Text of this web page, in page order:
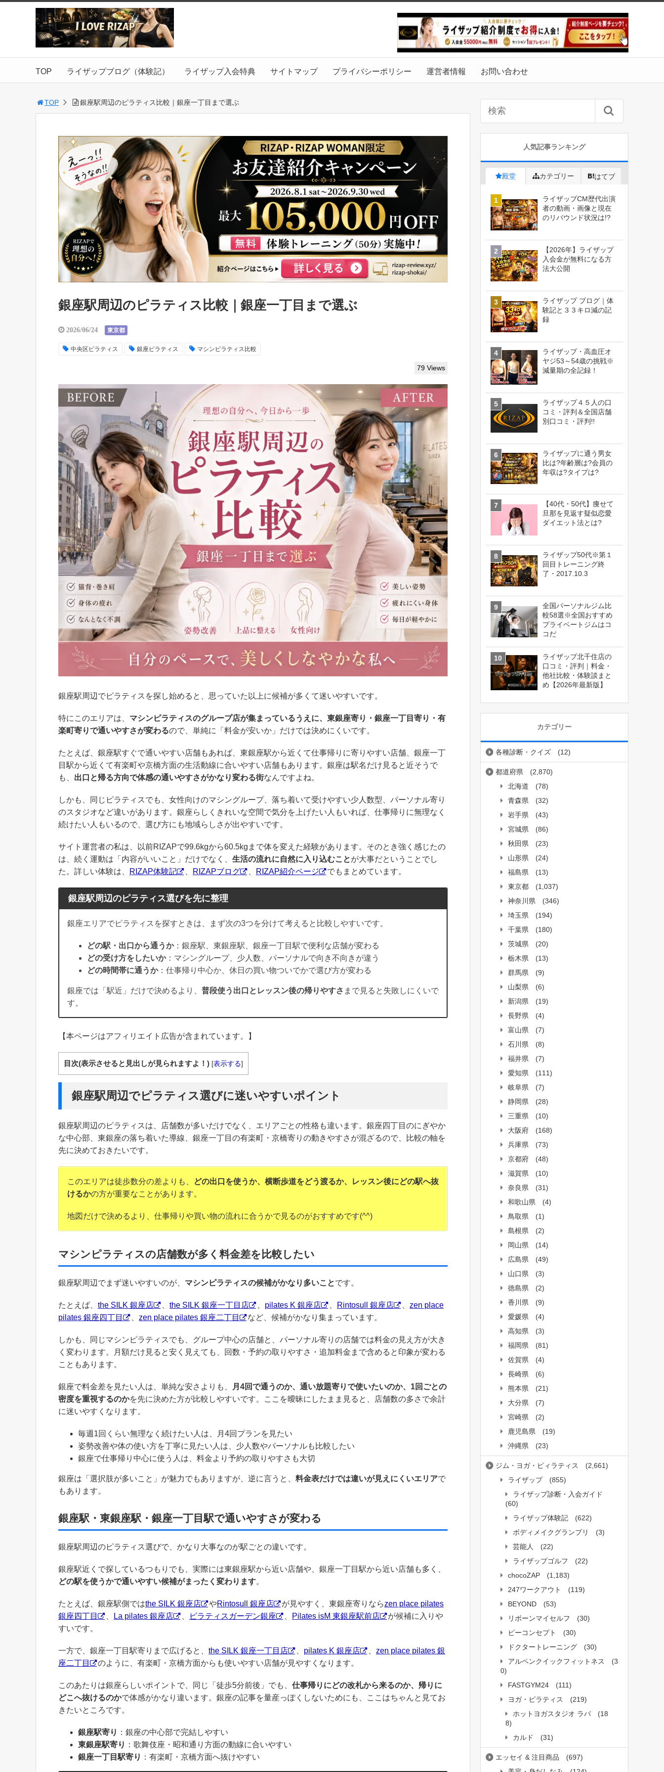
TOP ライザップブログ（体験記） ライザップ入会特典 サイトマップ プライバシーポリシー 運営者情報 お問い合わせ
TOP 銀座駅周辺のピラティス比較｜銀座一丁目まで選ぶ
銀座駅周辺のピラティス比較｜銀座一丁目まで選ぶ
2026/06/24 東京都
中央区ピラティス 銀座ピラティス マシンピラティス比較
79 Views
銀座駅周辺でピラティスを探し始めると、思っていた以上に候補が多くて迷いやすいです。
特にこのエリアは、 マシンピラティスのグループ店が集まっているうえに、東銀座寄り・銀座一丁目寄り・有
楽町寄りで通いやすさが変わるので、単純に「料金が安いか」だけでは決めにくいです。
たとえば、銀座駅すぐで通いやすい店舗もあれば、東銀座駅から近くて仕事帰りに寄りやすい店舗、銀座一丁
目駅から近くて有楽町や京橋方面の生活動線に合いやすい店舗もあります。銀座は駅名だけ見ると近そうで
も、 出口と帰る方向で体感の通いやすさがかなり変わる街なんですよね。
しかも、同じピラティスでも、女性向けのマシングループ、落ち着いて受けやすい少人数型、パーソナル寄り
のスタジオなど違いがあります。銀座らしくきれいな空間で気分を上げたい人もいれば、仕事帰りに無理なく
続けたい人もいるので、選び方にも地域らしさが出やすいです。
サイト運営者の私は、以前RIZAPで99.6kgから60.5kgまで体を変えた経験があります。そのとき強く感じたの
は、続く運動は「内容がいいこと」だけでなく、 生活の流れに自然に入り込むことが大事だということでし
た。詳しい体験は、
RIZAP体験記 RIZAPブログ RIZAP紹介ページ でもまとめています。
銀座駅周辺のピラティス選びを先に整理
銀座エリアでピラティスを探すときは、まず次の3つを分けて考えると比較しやすいです。
どの駅・出口から通うか：銀座駅、東銀座駅、銀座一丁目駅で便利な店舗が変わる
どの受け方をしたいか：マシングループ、少人数、パーソナルで向き不向きが違う
どの時間帯に通うか：仕事帰り中心か、休日の買い物ついでかで選び方が変わる
銀座では「駅近」だけで決めるより、 普段使う出口とレッスン後の帰りやすさ まで見ると失敗しにくいで
す。
【本ページはアフィリエイト広告が含まれています。】
目次(表示させると見出しが見られますよ！) [表示する]
銀座駅周辺でピラティス選びに迷いやすいポイント
銀座駅周辺のピラティスは、店舗数が多いだけでなく、エリアごとの性格も違います。銀座四丁目のにぎやか
な中心部、東銀座の落ち着いた導線、銀座一丁目の有楽町・京橋寄りの動きやすさが混ざるので、比較の軸を
先に決めておきたいです。
このエリアは徒歩数分の差よりも、
どの出口を使うか、横断歩道をどう渡るか、レッスン後にどの駅へ抜
けるかの方が重要なことがあります。
地図だけで決めるより、仕事帰りや買い物の流れに合うかで見るのがおすすめです(^^)
マシンピラティスの店舗数が多く料金差を比較したい
銀座駅周辺でまず迷いやすいのが、 マシンピラティスの候補がかなり多いことです。
たとえば、 the SILK 銀座店 the SILK 銀座一丁目店 pilates K 銀座店 Rintosull 銀座店
zen place
pilates 銀座四丁目
zen place pilates 銀座二丁目 など、候補がかなり集まっています。
しかも、同じマシンピラティスでも、グループ中心の店舗と、パーソナル寄りの店舗では料金の見え方が大き
く変わります。月額だけ見ると安く見えても、回数・予約の取りやすさ・追加料金まで含めると印象が変わる
こともあります。
銀座で料金差を見たい人は、単純な安さよりも、
月4回で通うのか、通い放題寄りで使いたいのか、1回ごとの
密度を重視するのかを先に決めた方が比較しやすいです。ここを曖昧にしたまま見ると、店舗数の多さで余計
に迷いやすくなります。
毎週1回くらい無理なく続けたい人は、月4回プランを見たい
姿勢改善や体の使い方を丁寧に見たい人は、少人数やパーソナルも比較したい
銀座で仕事帰り中心に使う人は、料金より予約の取りやすさも大切
銀座は「選択肢が多いこと」が魅力でもありますが、逆に言うと、 料金表だけでは違いが見えにくいエリアで
もあります。
銀座駅・東銀座駅・銀座一丁目駅で通いやすさが変わる
銀座駅周辺のピラティス選びで、かなり大事なのが駅ごとの違いです。
銀座駅近くで探しているつもりでも、実際には東銀座駅から近い店舗や、銀座一丁目駅から近い店舗も多く、
どの駅を使うかで通いやすい候補がまったく変わります。
たとえば、銀座駅側ではthe SILK 銀座店 やRintosull 銀座店 が見やすく、東銀座寄りならzen place pilates
銀座四丁目
La pilates 銀座店 ピラティスガーデン銀座 Pilates isM 東銀座駅前店
が候補に入りや
すいです。
一方で、銀座一丁目駅寄りまで広げると、 the SILK 銀座一丁目店 pilates K 銀座店
zen place pilates 銀
座二丁目
のように、有楽町・京橋方面からも使いやすい店舗が見やすくなります。
このあたりは銀座らしいポイントで、同じ「徒歩5分前後」でも、 仕事帰りにどの改札から来るのか、帰りに
どこへ抜けるのかで体感がかなり違います。銀座の記事を量産っぽくしないためにも、ここはちゃんと見てお
きたいところです。
銀座駅寄り ：銀座の中心部で完結しやすい
東銀座駅寄り ：歌舞伎座・昭和通り方面の動線に合いやすい
銀座一丁目駅寄り ：有楽町・京橋方面へ抜けやすい
人気記事ランキング
殿堂 カテゴリー はてブ
ライザップCM歴代出演
者の動画・画像と現在
のリバウンド状況は!?
【2026年】ライザップ
入会金が無料になる方
法大公開
ライザップ ブログ｜体
験記と３３キロ減の記
録
ライザップ・高血圧オ
ヤジ53～54歳の挑戦※
減量期の全記録！
ライザップ４５人の口
コミ・評判＆全国店舗
別口コミ・評判!!
ライザップに通う男女
比は?年齢層は?会員の
年収は?タイプは?
【40代・50代】痩せて
旦那を見返す疑似恋愛
ダイエット法とは?
ライザップ50代※第１
回目トレーニング終
了・2017.10.3
全国パーソナルジム比
較58選※全国おすすめ
プライベートジムはコ
コだ
ライザップ北千住店の
口コミ・評判｜料金・
他社比較・体験談まと
め【2026年最新版】
カテゴリー
各種診断・クイズ (12)
都道府県
(2,870)
北海道
(78)
青森県
(32)
岩手県
(43)
宮城県
(86)
秋田県
(23)
山形県
(24)
福島県
(13)
東京都
(1,037)
神奈川県
(346)
埼玉県
(194)
千葉県
(180)
茨城県
(20)
栃木県
(13)
群馬県
(9)
山梨県
(6)
新潟県
(19)
長野県
(4)
富山県
(7)
石川県
(8)
福井県
(7)
愛知県
(111)
岐阜県
(7)
静岡県
(28)
三重県
(10)
大阪府
(168)
兵庫県
(73)
京都府
(48)
滋賀県
(10)
奈良県
(31)
和歌山県
(4)
鳥取県
(1)
島根県
(2)
岡山県
(14)
広島県
(49)
山口県
(3)
徳島県
(2)
香川県
(9)
愛媛県
(4)
高知県
(3)
福岡県
(81)
佐賀県
(4)
長崎県
(6)
熊本県
(21)
大分県
(7)
宮崎県
(2)
鹿児島県
(19)
沖縄県
(23)
ジム・ヨガ・ピィラティス
(2,661)
ライザップ
(855)
ライザップ診断・入会ガイド
(60)
ライザップ体験記
(622)
ボディメイクグランプリ
(3)
芸能人
(22)
ライザップゴルフ
(22)
chocoZAP
(1,183)
247ワークアウト
(119)
BEYOND
(53)
リボーンマイセルフ
(30)
ビーコンセプト
(30)
ドクタートレーニング
(30)
アルペンクイックフィットネス
(3
0)
FASTGYM24
(111)
ヨガ・ピラティス
(219)
ホットヨガスタジオ ラバ
(18
8)
カルド
(31)
エッセイ & 注目商品
(697)